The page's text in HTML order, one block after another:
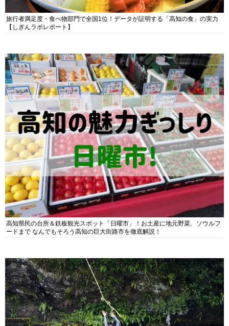
旅行者満足度・食べ物部門で全国1位！データが証明する「高知の食」の実力
【しぎんラボレポート】
高知県民の台所＆鉄板観光スポット「日曜市」！お土産に地元野菜、ソウルフ
ードまで なんでもそろう高知の巨大街路市を徹底解説！